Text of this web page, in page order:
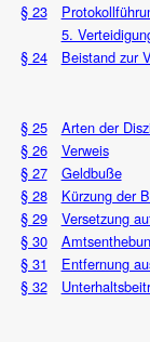
§ 23
5.
§ 24
Beistand zur
§ 25
Arten der
§ 26
Verweis
§ 27
Geldbuße
§ 28
Kürzung der
§ 29
Versetzung
§ 30
§ 31
Entfernung
§ 32